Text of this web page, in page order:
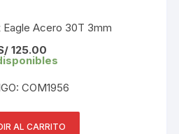
Eagle Acero 30T 3mm
125.00
COM1956
AL CARRITO